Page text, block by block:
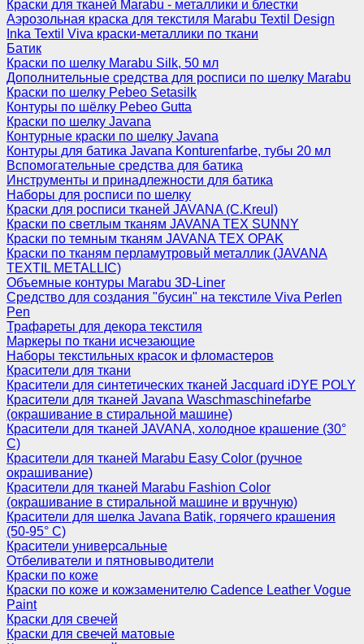
Краски для тканей Marabu - металлики и блестки
Аэрозольная краска для текстиля Marabu Textil Design
Inka Textil Viva краски-металлики по ткани
Батик
Краски по шелку Marabu Silk, 50 мл
Дополнительные средства для росписи по шелку Marabu
Краски по шелку Pebeo Setasilk
Контуры по шёлку Pebeo Gutta
Краски по шелку Javana
Контурные краски по шелку Javana
Контуры для батика Javana Konturenfarbe, тубы 20 мл
Вспомогательные средства для батика
Инструменты и принадлежности для батика
Наборы для росписи по шелку
Краски для росписи тканей JAVANA (C.Kreul)
Краски по светлым тканям JAVANA TEX SUNNY
Краски по темным тканям JAVANA TEX OPAK
Краски по тканям перламутровый металлик (JAVANA
TEXTIL METALLIC)
Объемные контуры Marabu 3D-Liner
Средство для создания "бусин" на текстиле Viva Perlen
Pen
Трафареты для декора текстиля
Маркеры по ткани исчезающие
Наборы текстильных красок и фломастеров
Красители для ткани
Красители для синтетических тканей Jacquard iDYE POLY
Красители для тканей Javana Waschmaschinefarbe
(окрашивание в стиральной машине)
Красители для тканей JAVANA, холодное крашение (30°
С)
Красители для тканей Marabu Easy Color (ручное
окрашивание)
Красители для тканей Marabu Fashion Color
(окрашивание в стиральной машине и вручную)
Красители для шелка Javana Batik, горячего крашения
(50-95° С)
Красители универсальные
Отбеливатели и пятновыводители
Краски по коже
Краски по коже и кожзаменителю Cadence Leather Vogue
Paint
Краски для свечей
Краски для свечей матовые